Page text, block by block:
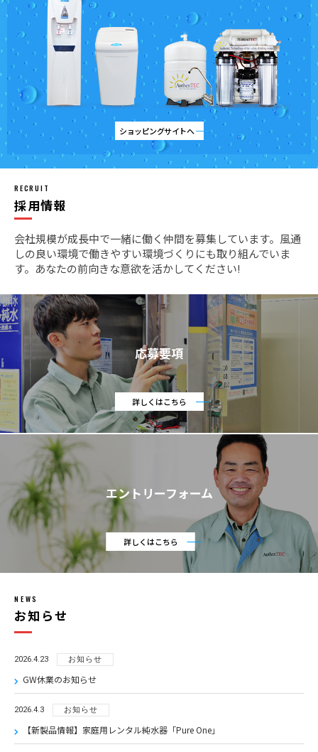
ショッピングサイトへ
RECRUIT
採用情報
会社規模が成長中で一緒に働く仲間を募集しています。 風通
しの良い環境で働きやすい環境づくりにも取り組んでいま
す。あなたの前向きな意欲を活かしてください!
応募要項
詳しくはこちら
エントリーフォーム
詳しくはこちら
NEWS
お知らせ
2026.4.23 お知らせ
GW休業のお知らせ
2026.4.3 お知らせ
【新製品情報】家庭用レンタル純水器「Pure One」